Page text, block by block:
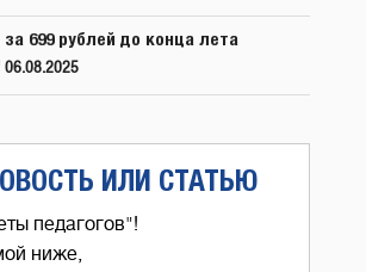
699 рублей до конца лета
06.08.2025
ИЛИ СТАТЬЮ
педагогов"!
ниже,